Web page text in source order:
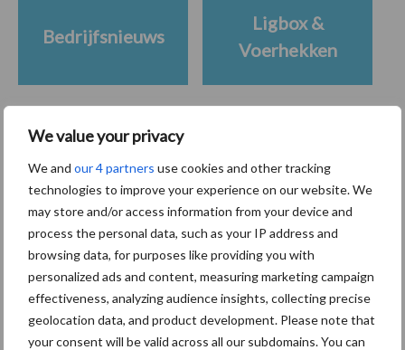
We value your privacy
We and our 4 partners use cookies and other tracking
technologies to improve your experience on our website. We
may store and/or access information from your device and
process the personal data, such as your IP address and
browsing data, for purposes like providing you with
personalized ads and content, measuring marketing campaign
effectiveness, analyzing audience insights, collecting precise
geolocation data, and product development. Please note that
your consent will be valid across all our subdomains. You can
Primaire
Sidebar
Recent nieuws Partner nieuws
7 aug
Grondstoffenmarkt blijft grillig:
droogte en geopolitiek houden
handel in de greep
Bedrijfsnieuws
Ligbox &
Voerhekken
Toon meer